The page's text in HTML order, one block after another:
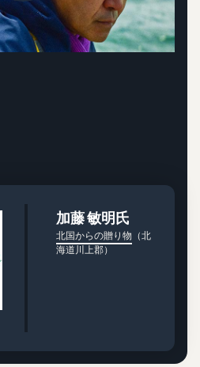
加藤 敏明氏
北国からの贈り物 （北
海道川上郡）